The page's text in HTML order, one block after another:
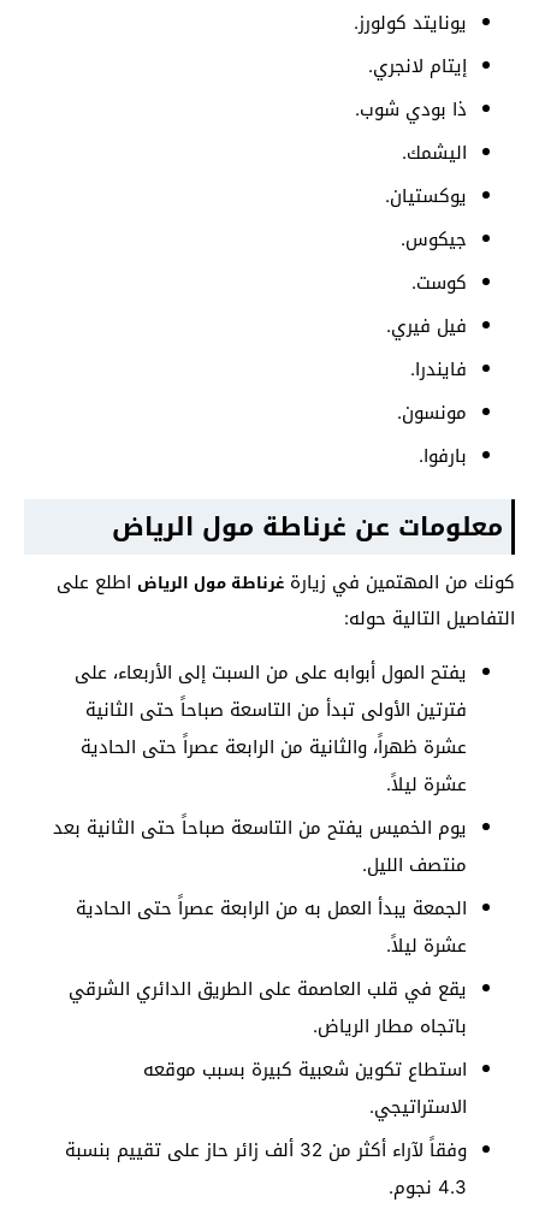
يونايتد كولورز.
إيتام لانجري.
ذا بودي شوب.
اليشمك.
يوكستيان.
جيكوس.
كوست.
فيل فيري.
فايندرا.
مونسون.
بارفوا.
معلومات عن غرناطة مول الرياض
كونك من المهتمين في زيارة غرناطة مول الرياض اطلع على
التفاصيل التالية حوله:
يفتح المول أبوابه على من السبت إلى الأربعاء، على
فترتين الأولى تبدأ من التاسعة صباحاً حتى الثانية
عشرة ظهراً، والثانية من الرابعة عصراً حتى الحادية
عشرة ليلاً.
يوم الخميس يفتح من التاسعة صباحاً حتى الثانية بعد
منتصف الليل.
الجمعة يبدأ العمل به من الرابعة عصراً حتى الحادية
عشرة ليلاً.
يقع في قلب العاصمة على الطريق الدائري الشرقي
باتجاه مطار الرياض.
استطاع تكوين شعبية كبيرة بسبب موقعه
الاستراتيجي.
وفقاً لآراء أكثر من 32 ألف زائر حاز على تقييم بنسبة
4.3 نجوم.